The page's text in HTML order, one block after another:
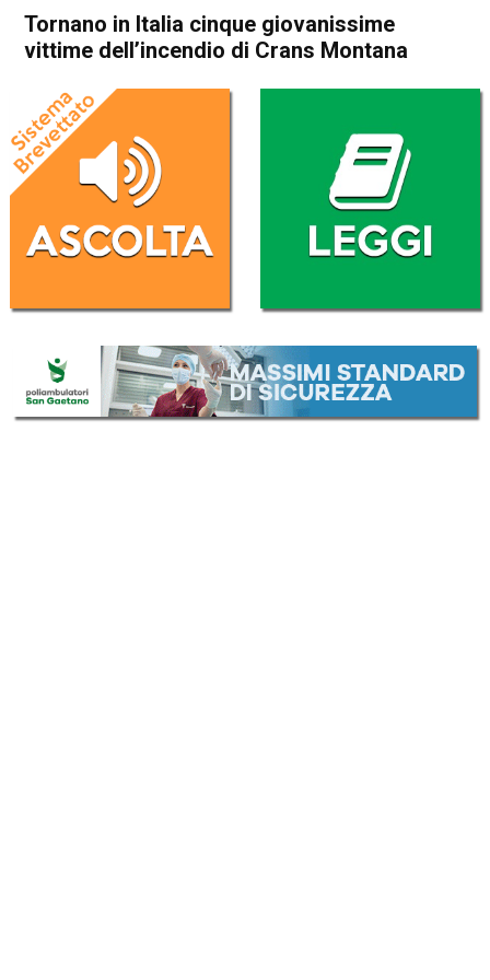
Tornano in Italia cinque giovanissime
vittime dell’incendio di Crans Montana
Cronaca Italia
Cronaca Italia
Tornano in Italia cinque
giovanissime vittime
dell’incendio di Crans
Montana
Da Redazione Nazionale
5 Gennaio 2026 (aggiornato il5 Gennaio 2026 19:56 )